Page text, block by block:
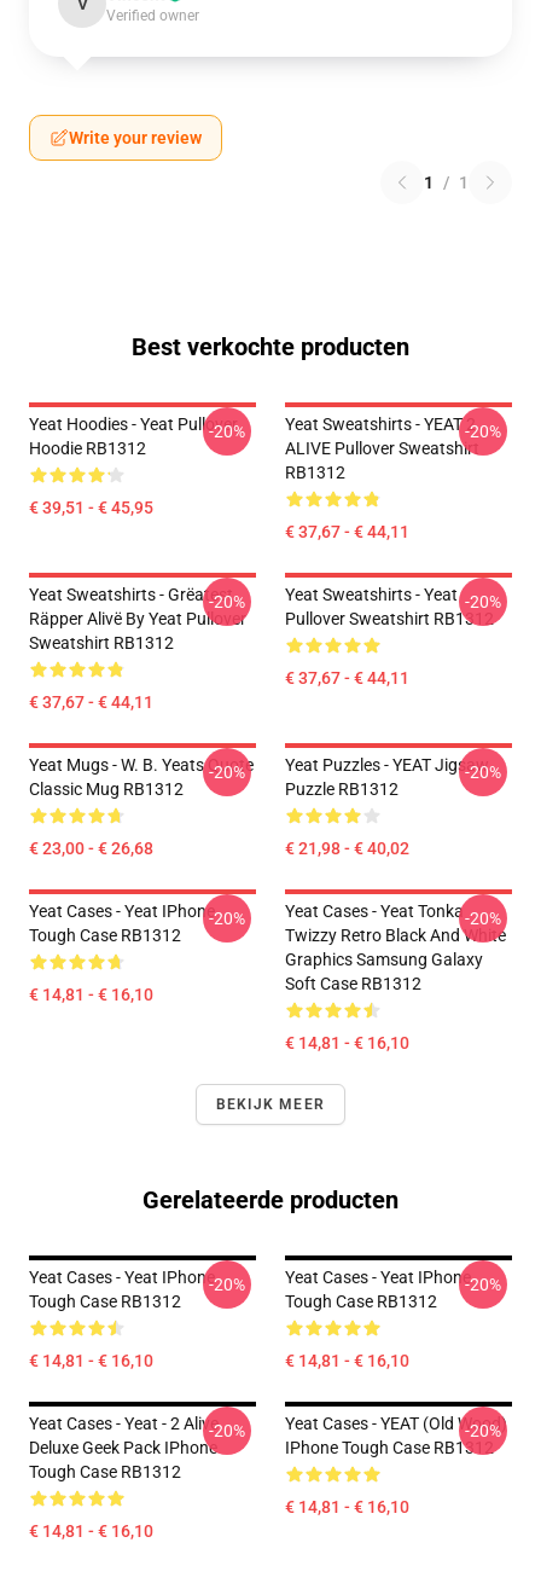
Verified owner
Write your review
1 / 1
Best verkochte producten
Yeat Hoodies - Yeat Pullover
Hoodie RB1312
€ 39,51 - € 45,95
-20%
Yeat Sweatshirts - YEAT 2
ALIVE Pullover Sweatshirt
RB1312
€ 37,67 - € 44,11
-20%
Yeat Sweatshirts - Grëatest
Räpper Alivë By Yeat Pullover
Sweatshirt RB1312
€ 37,67 - € 44,11
-20%
Yeat Sweatshirts - Yeat
Pullover Sweatshirt RB1312
€ 37,67 - € 44,11
-20%
Yeat Mugs - W. B. Yeats Quote
Classic Mug RB1312
€ 23,00 - € 26,68
-20%
Yeat Puzzles - YEAT Jigsaw
Puzzle RB1312
€ 21,98 - € 40,02
-20%
Yeat Cases - Yeat IPhone
Tough Case RB1312
€ 14,81 - € 16,10
-20%
Yeat Cases - Yeat Tonka
Twizzy Retro Black And White
Graphics Samsung Galaxy
Soft Case RB1312
€ 14,81 - € 16,10
-20%
BEKIJK MEER
Gerelateerde producten
Yeat Cases - Yeat IPhone
Tough Case RB1312
€ 14,81 - € 16,10
-20%
Yeat Cases - Yeat IPhone
Tough Case RB1312
€ 14,81 - € 16,10
-20%
Yeat Cases - Yeat - 2 Alive
Deluxe Geek Pack IPhone
Tough Case RB1312
€ 14,81 - € 16,10
-20%
Yeat Cases - YEAT (old Wood)
IPhone Tough Case RB1312
€ 14,81 - € 16,10
-20%